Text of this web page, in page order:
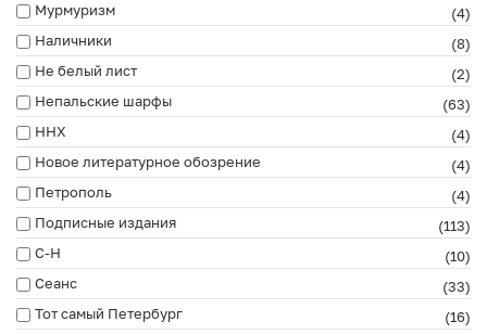
Мурмуризм
(4)
Наличники
(8)
Не белый лист
(2)
Непальские шарфы
(63)
ННХ
(4)
Новое литературное обозрение
(4)
Петрополь
(4)
Подписные издания
(113)
С-Н
(10)
Сеанс
(33)
Тот самый Петербург
(16)